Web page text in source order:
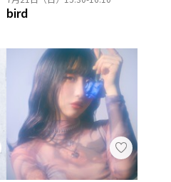
bird